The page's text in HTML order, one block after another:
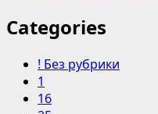
Categories
! Без рубрики
1
16